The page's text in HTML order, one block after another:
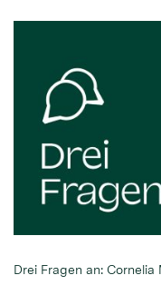
Drei Fragen an: Cornelia